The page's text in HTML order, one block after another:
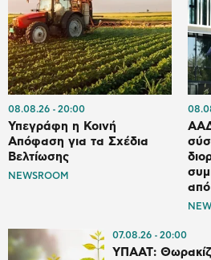
08.08.26 20:00
Υπεγράφη η Κοινή
Απόφαση για τα Σχέδια
Βελτίωσης
NEWSROOM
07.08.26 20:00
ΥΠΑΑΤ: